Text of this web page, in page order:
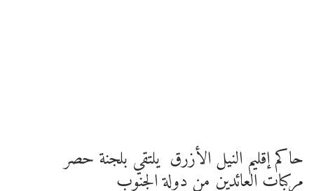
حاكم إقليم النيل الأزرق يلتقي بلجنة حصر
مركبات العائدين من دولة الجنوب